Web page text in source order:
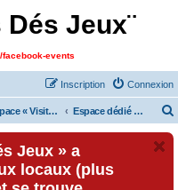
Dés Jeux¨
events
Connexion
Inscription
Espace « Visiteurs » et inscrits au forum Espace dédié au « Festival Dés Jeux», organisé par l'association « Reims Dés Jeux » !!!
Jeux » a
locaux (plus